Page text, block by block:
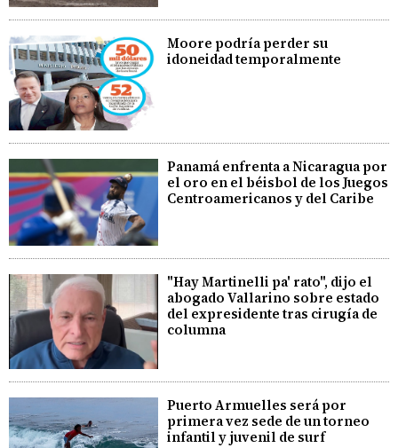
Moore podría perder su
idoneidad temporalmente
Panamá enfrenta a Nicaragua por
el oro en el béisbol de los Juegos
Centroamericanos y del Caribe
"Hay Martinelli pa' rato", dijo el
abogado Vallarino sobre estado
del expresidente tras cirugía de
columna
Puerto Armuelles será por
primera vez sede de un torneo
infantil y juvenil de surf